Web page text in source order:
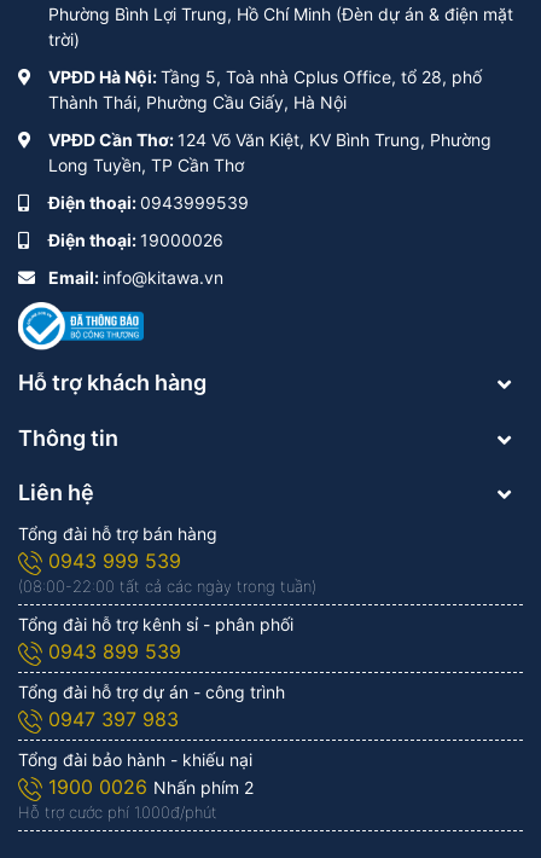
Phường Bình Lợi Trung, Hồ Chí Minh (Đèn dự án & điện mặt
trời)
VPĐD Hà Nội:Tầng 5, Toà nhà Cplus Office, tổ 28, phố
Thành Thái, Phường Cầu Giấy, Hà Nội
VPĐD Cần Thơ:124 Võ Văn Kiệt, KV Bình Trung, Phường
Long Tuyền, TP Cần Thơ
Điện thoại:0943999539
Điện thoại:19000026
Email: info@kitawa.vn
Hỗ trợ khách hàng
Thông tin
Liên hệ
Tổng đài hỗ trợ bán hàng
0943 999 539
(08:00-22:00 tất cả các ngày trong tuần)
Tổng đài hỗ trợ kênh sỉ - phân phối
0943 899 539
Tổng đài hỗ trợ dự án - công trình
0947 397 983
Tổng đài bảo hành - khiếu nại
1900 0026 Nhấn phím 2
Hỗ trợ cước phí 1.000đ/phút